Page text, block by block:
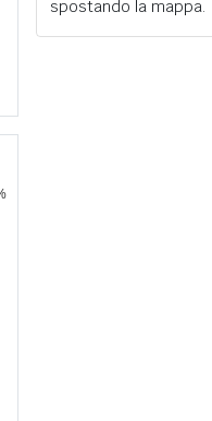
spostando la mappa.